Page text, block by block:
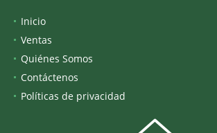
Inicio
Ventas
Quiénes Somos
Contáctenos
Políticas de privacidad